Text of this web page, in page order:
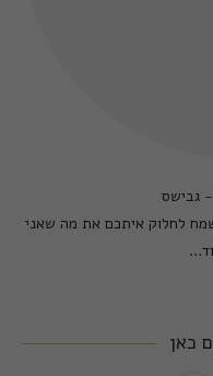
- גבישס
לחלוק איתכם את מה שאני
כאן